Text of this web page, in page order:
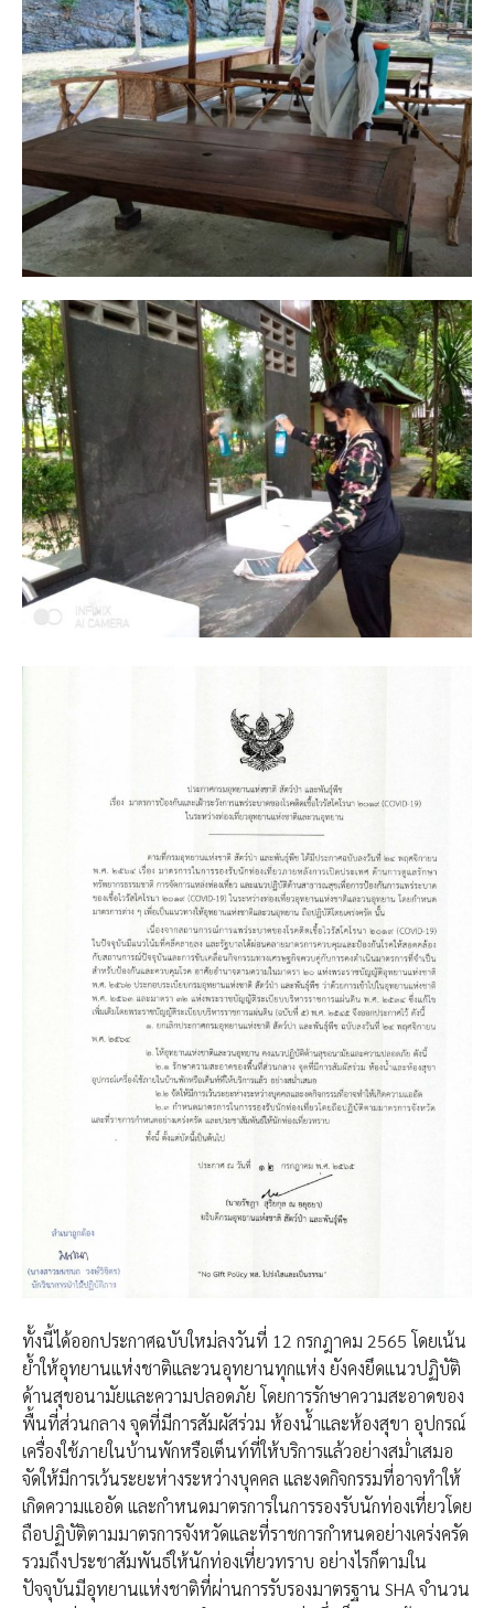
ทั้งนี้ได้ออกประกาศฉบับใหม่ลงวันที่ 12 กรกฎาคม 2565 โดยเน้น
ย้ำให้อุทยานแห่งชาติและวนอุทยานทุกแห่ง ยังคงยึดแนวปฏิบัติ
ด้านสุขอนามัยและความปลอดภัย โดยการรักษาความสะอาดของ
พื้นที่ส่วนกลาง จุดที่มีการสัมผัสร่วม ห้องน้ำและห้องสุขา อุปกรณ์
เครื่องใช้ภายในบ้านพักหรือเต็นท์ที่ให้บริการแล้วอย่างสม่ำเสมอ
จัดให้มีการเว้นระยะห่างระหว่างบุคคล และงดกิจกรรมที่อาจทำให้
เกิดความแออัด​ และกำหนดมาตรการในการรองรับนักท่องเที่ยวโดย
ถือปฏิบัติตามมาตรการจังหวัดและที่ราชการกำหนดอย่างเคร่งครัด
รวมถึงประชาสัมพันธ์ให้นักท่องเที่ยวทราบ อย่างไรก็ตามใน
ปัจจุบันมีอุทยานแห่งชาติที่ผ่านการรับรองมาตรฐาน SHA จำนวน